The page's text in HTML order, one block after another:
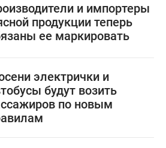
и импортеры
продукции теперь
ее маркировать
электрички и
будут возить
по новым